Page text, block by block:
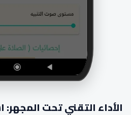
الأداء التقني تحت المجهر: